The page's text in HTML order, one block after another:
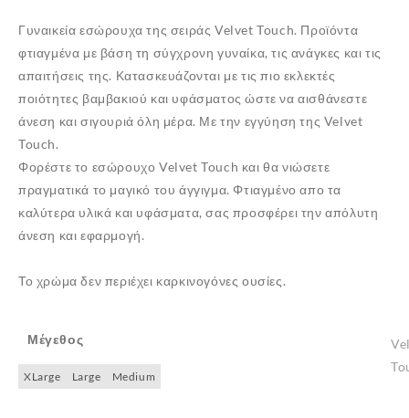
Γυναικεία εσώρουχα της σειράς Velvet Touch. Προϊόντα
φτιαγμένα με βάση τη σύγχρονη γυναίκα, τις ανάγκες και τις
απαιτήσεις της. Κατασκευάζονται με τις πιο εκλεκτές
ποιότητες βαμβακιού και υφάσματος ώστε να αισθάνεστε
άνεση και σιγουριά όλη μέρα. Με την εγγύηση της Velvet
Touch.
Φορέστε το εσώρουχο Velvet Touch και θα νιώσετε
πραγματικά το μαγικό του άγγιγμα. Φτιαγμένο απο τα
καλύτερα υλικά και υφάσματα, σας προσφέρει την απόλυτη
άνεση και εφαρμογή.
Το χρώμα δεν περιέχει καρκινογόνες ουσίες.
Μέγεθος
XLarge Large Medium